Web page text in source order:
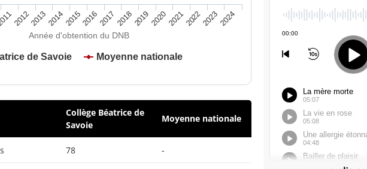
Année d'obtention du DNB
de Savoie Moyenne nationale
2012201320142015201620172018201920202021202220232024
Collège Béatrice de
Savoie
Moyenne nationale
78 -